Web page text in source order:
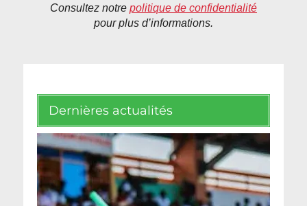
Consultez notre politique de confidentialité
pour plus d’informations.
Dernières actualités